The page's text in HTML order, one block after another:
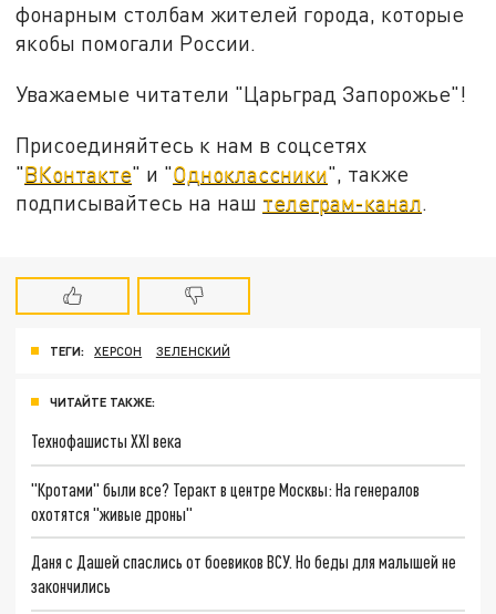
фонарным столбам жителей города, которые
якобы помогали России.
Уважаемые читатели "Царьград Запорожье"!
Присоединяйтесь к нам в соцсетях
"ВКонтакте" и "Одноклассники", также
подписывайтесь на наш телеграм-канал
ТЕГИ: ХЕРСОН ЗЕЛЕНСКИЙ
ЧИТАЙТЕ ТАКЖЕ:
Технофашисты XXI века
"Кротами" были все? Теракт в центре Москвы: На генералов
охотятся "живые дроны"
Даня с Дашей спаслись от боевиков ВСУ. Но беды для малышей не
закончились